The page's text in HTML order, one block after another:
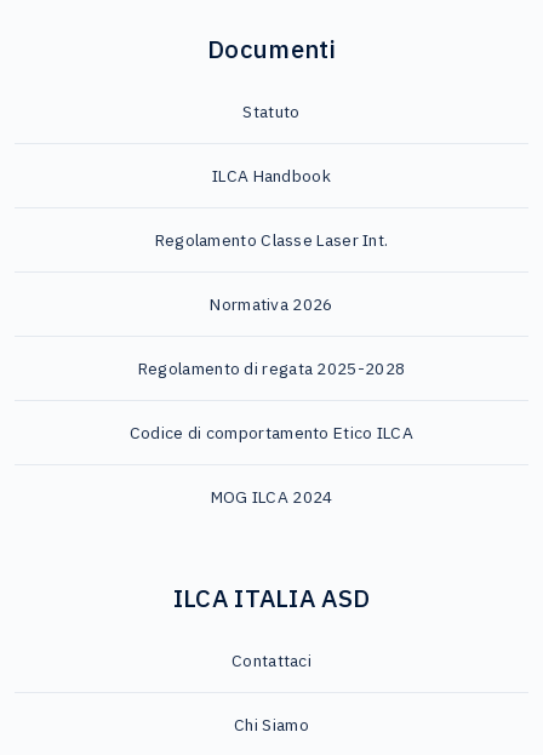
Documenti
Statuto
ILCA Handbook
Regolamento Classe Laser Int.
Normativa 2026
Regolamento di regata 2025-2028
Codice di comportamento Etico ILCA
MOG ILCA 2024
ILCA ITALIA ASD
Contattaci
Chi Siamo